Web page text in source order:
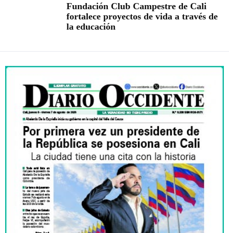
Fundación Club Campestre de Cali
fortalece proyectos de vida a través de
la educación